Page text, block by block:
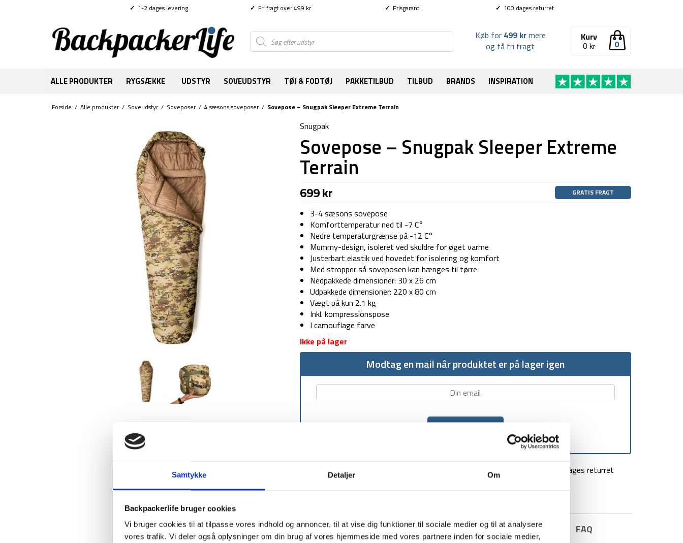
Samtykke Detaljer Om
Backpackerlife bruger cookies
Vi bruger cookies til at tilpasse vores indhold og annoncer, til at vise dig funktioner til sociale medier og til at analysere
vores trafik. Vi deler også oplysninger om din brug af vores hjemmeside med vores partnere inden for sociale medier,
✓ 1-2 dages levering ✓ Fri fragt over 499 kr ✓ Prisgaranti ✓ 100 dages returret
Products
search 0
Kurv
0 kr
Køb for 499 krmere
og få fri fragt
ALLE PRODUKTER RYGSÆKKE UDSTYR SOVEUDSTYR TØJ & FODTØJ PAKKETILBUD TILBUD BRANDS INSPIRATION
Forside / Alle produkter/ Soveudstyr/ Soveposer/ 4 sæsons soveposer/ Sovepose – Snugpak Sleeper Extreme Terrain
Snugpak
Sovepose – Snugpak Sleeper Extreme
Terrain
699kr GRATIS FRAGT
3-4 sæsons sovepose
Komforttemperatur ned til -7 C°
Nedre temperaturgrænse på -12 C°
Mummy-design, isoleret ved skuldre for øget varme
Justerbart elastik ved hovedet for isolering og komfort
Med stropper så soveposen kan hænges til tørre
Nedpakkede dimensioner: 30 x 26 cm
Udpakkede dimensioner: 220 x 80 cm
Vægt på kun 2.1 kg
Inkl. kompressionspose
I camouflage farve
Ikke på lager
Modtag en mail når produktet er på lager igen
1-2 dages levering Fri fragt over 499 kr 100 dages returret
BESKRIVELSE YDERLIGERE INFORMATION BRAND FAQ